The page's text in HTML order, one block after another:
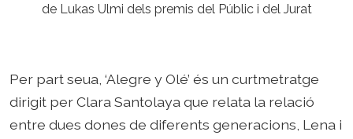
de Lukas Ulmi dels premis del Públic i del Jurat
Per part seua, ‘Alegre y Olé’ és un curtmetratge
dirigit per Clara Santolaya que relata la relació
entre dues dones de diferents generacions, Lena i